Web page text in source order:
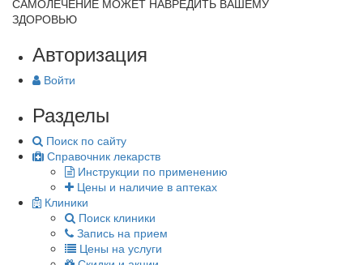
САМОЛЕЧЕНИЕ МОЖЕТ НАВРЕДИТЬ ВАШЕМУ
ЗДОРОВЬЮ
Авторизация
Войти
Разделы
Поиск по сайту
Справочник лекарств
Инструкции по применению
Цены и наличие в аптеках
Клиники
Поиск клиники
Запись на прием
Цены на услуги